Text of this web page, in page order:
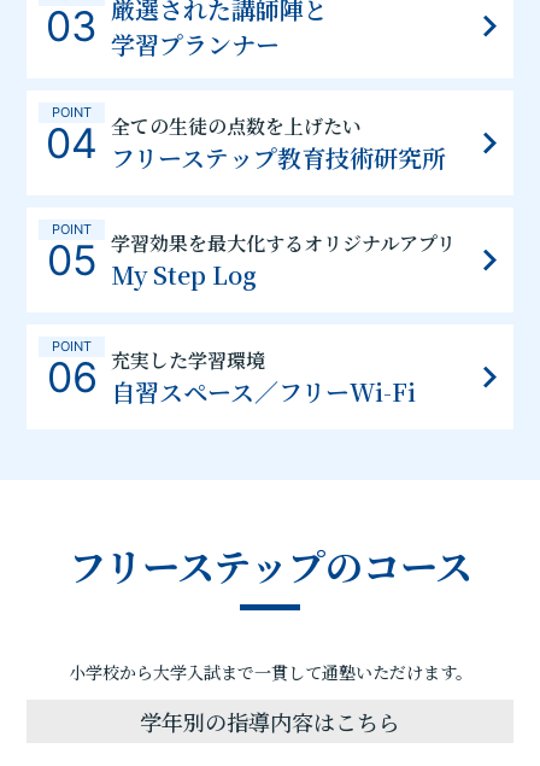
03 厳選された講師陣と
学習プランナー
POINT
04 全ての生徒の点数を上げたい
フリーステップ教育技術研究所
POINT
05 学習効果を最大化するオリジナルアプリ
My Step Log
POINT
06 充実した学習環境
自習スペース／フリーWi-Fi
フリーステップのコース
小学校から大学入試まで一貫して通塾いただけます。
学年別の指導内容はこちら